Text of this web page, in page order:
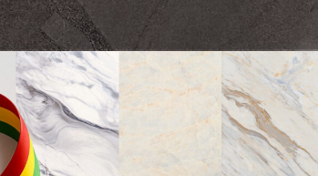
6, 2025